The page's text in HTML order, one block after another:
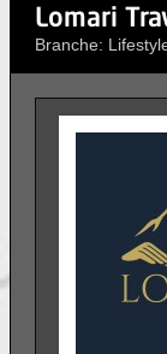
Lomari
Branche: